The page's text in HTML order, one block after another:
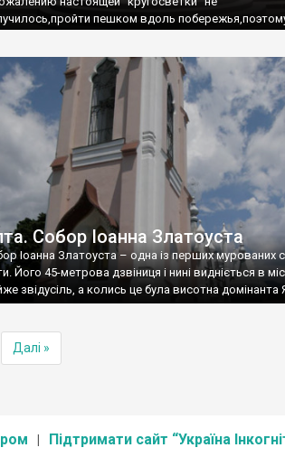
пешком вдоль
Собор Іоанна Златоуста
Іоанна Златоуста – одна із перших мурованих
Його 45-метрова дзвіниця і нині видніється в
звідусіль, а колись це була висотна домінанта
Далі »
Підтримати сайт “Україна